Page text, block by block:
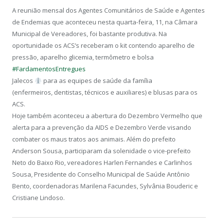
A reunião mensal dos Agentes Comunitários de Saúde e Agentes
de Endemias que aconteceu nesta quarta-feira, 11, na Câmara
Municipal de Vereadores, foi bastante produtiva. Na
oportunidade os ACS’s receberam o kit contendo aparelho de
pressão, aparelho glicemia, termômetro e bolsa
#FardamentosEntregues
Jalecos
para as equipes de saúde da família
(enfermeiros, dentistas, técnicos e auxiliares) e blusas para os
ACS.
Hoje também aconteceu a abertura do Dezembro Vermelho que
alerta para a prevenção da AIDS e Dezembro Verde visando
combater os maus tratos aos animais. Além do prefeito
Anderson Sousa, participaram da solenidade o vice-prefeito
Neto do Baixo Rio, vereadores Harlen Fernandes e Carlinhos
Sousa, Presidente do Conselho Municipal de Saúde Antônio
Bento, coordenadoras Marilena Facundes, Sylvânia Bouderic e
Cristiane Lindoso.